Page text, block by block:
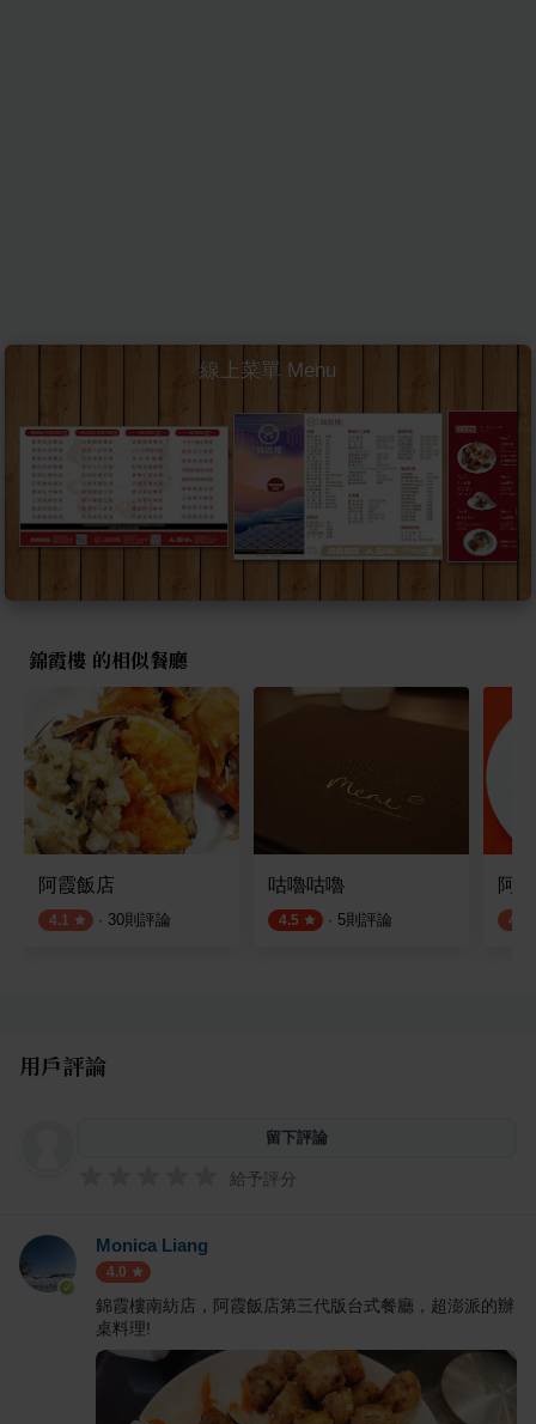
線上菜單 Menu
錦霞樓 的相似餐廳
阿霞飯店
4.1 · 30則評論
咕嚕咕嚕
4.5 · 5則評論
阿
4.0
用戶評論
留下評論
給予評分
Monica Liang
4.0
錦霞樓南紡店，阿霞飯店第三代版台式餐廳，超澎派的辦
桌料理!